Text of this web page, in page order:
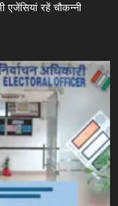
एजेंसियां रहें चौकन्नी